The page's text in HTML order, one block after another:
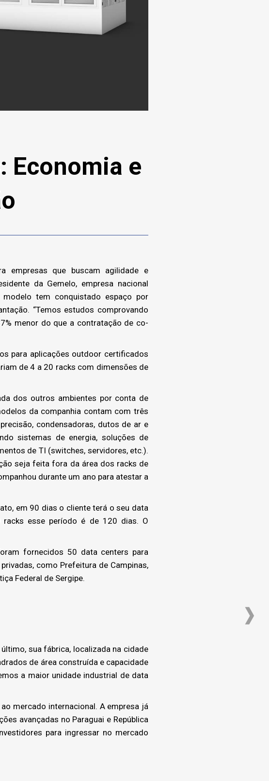
Economia e
empresas que buscam agilidade e
da Gemelo, empresa nacional
tem conquistado espaço por
“Temos estudos comprovando
menor do que a contratação de co-
para aplicações outdoor certificados
de 4 a 20 racks com dimensões de
dos outros ambientes por conta de
da companhia contam com três
condensadoras, dutos de ar e
sistemas de energia, soluções de
de TI (switches, servidores, etc.).
seja feita fora da área dos racks de
durante um ano para atestar a
em 90 dias o cliente terá o seu data
esse período é de 120 dias. O
fornecidos 50 data centers para
como Prefeitura de Campinas,
Federal de Sergipe.
sua fábrica, localizada na cidade
de área construída e capacidade
a maior unidade industrial de data
mercado internacional. A empresa já
avançadas no Paraguai e República
para ingressar no mercado